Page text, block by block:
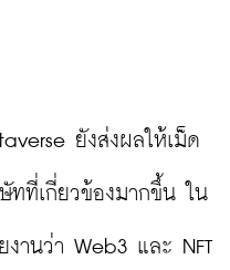
ยังส่งผลให้เม็ด
ทที่เกี่ยวข้องมากขึ้น ใน
านว่า Web3 และ NFT